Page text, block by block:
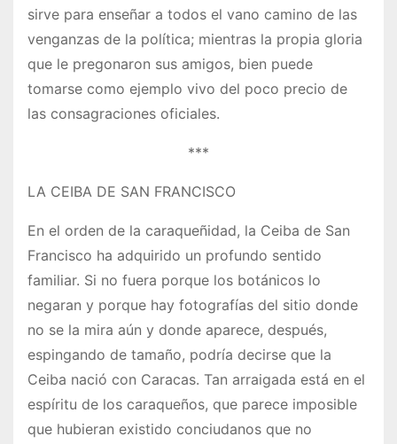
sirve para enseñar a todos el vano camino de las
venganzas de la política; mientras la propia gloria
que le pregonaron sus amigos, bien puede
tomarse como ejemplo vivo del poco precio de
las consagraciones oficiales.
***
LA CEIBA DE SAN FRANCISCO
En el orden de la caraqueñidad, la Ceiba de San
Francisco ha adquirido un profundo sentido
familiar. Si no fuera porque los botánicos lo
negaran y porque hay fotografías del sitio donde
no se la mira aún y donde aparece, después,
espingando de tamaño, podría decirse que la
Ceiba nació con Caracas. Tan arraigada está en el
espíritu de los caraqueños, que parece imposible
que hubieran existido conciudanos que no